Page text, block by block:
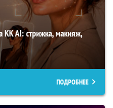
KK AI: стрижка, макияж,
ПОДРОБНЕЕ